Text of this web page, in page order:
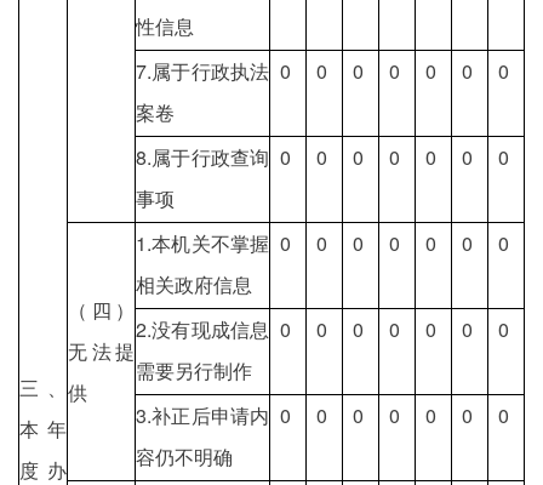
三、
本年
度办
性信息
7.属于行政执法
案卷
0 0 0 0 0 0 0
8.属于行政查询
事项
0 0 0 0 0 0 0
（四）
无法提
供
1.本机关不掌握
相关政府信息
0 0 0 0 0 0 0
2.没有现成信息
需要另行制作
0 0 0 0 0 0 0
3.补正后申请内
容仍不明确
0 0 0 0 0 0 0